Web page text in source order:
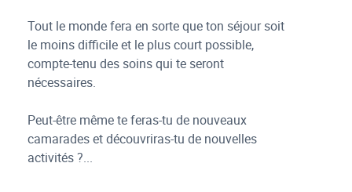
Tout le monde fera en sorte que ton séjour soit
le moins difficile et le plus court possible,
compte-tenu des soins qui te seront
nécessaires.
Peut-être même te feras-tu de nouveaux
camarades et découvriras-tu de nouvelles
activités ?...